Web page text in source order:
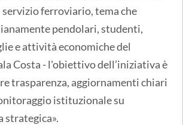
ferroviario, tema che
pendolari, studenti,
e attività economiche del
Costa - l'obiettivo dell’iniziativa è
trasparenza, aggiornamenti chiari
istituzionale su
strategica».